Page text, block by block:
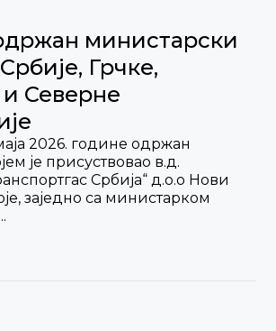
министарски
Грчке,
и Северне
2026. године одржан
је присуствовао в.д.
Србија“ д.о.о Нови
заједно са министарком